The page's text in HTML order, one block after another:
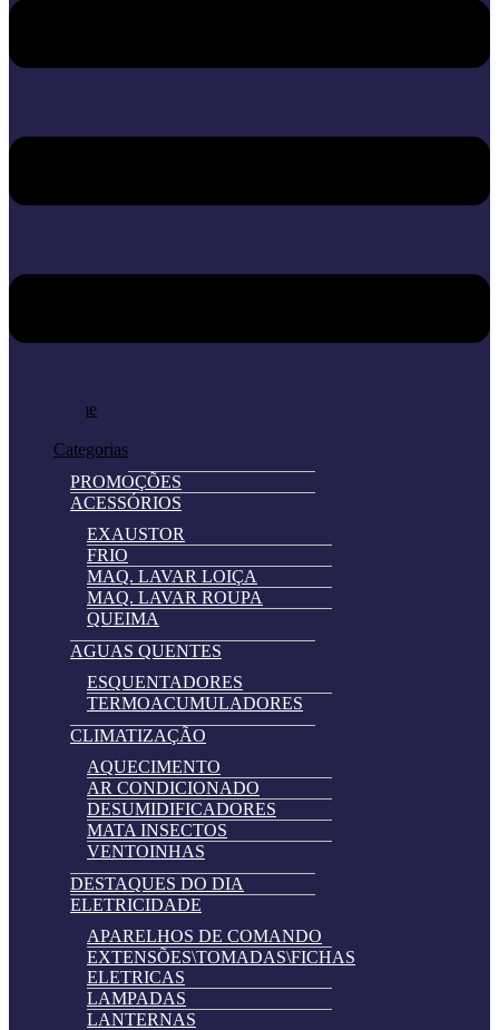
Home
Categorias
PROMOÇÕES
ACESSÓRIOS
EXAUSTOR
FRIO
MAQ. LAVAR LOIÇA
MAQ. LAVAR ROUPA
QUEIMA
AGUAS QUENTES
ESQUENTADORES
TERMOACUMULADORES
CLIMATIZAÇÃO
AQUECIMENTO
AR CONDICIONADO
DESUMIDIFICADORES
MATA INSECTOS
VENTOINHAS
DESTAQUES DO DIA
ELETRICIDADE
APARELHOS DE COMANDO
EXTENSÕES\TOMADAS\FICHAS
ELETRICAS
LAMPADAS
LANTERNAS